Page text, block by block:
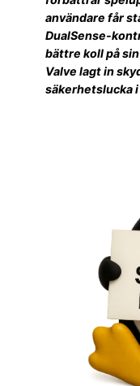
användare får
DualSense-
bättre koll på
Valve lagt in
säkerhetslucka i